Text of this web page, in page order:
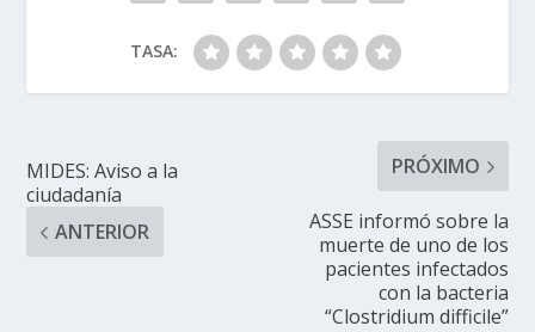
TASA:
MIDES: Aviso a la
ciudadanía
ANTERIOR
PRÓXIMO
ASSE informó sobre la
muerte de uno de los
pacientes infectados
con la bacteria
“Clostridium difficile”